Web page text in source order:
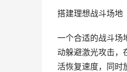
搭建理想战斗场地
一个合适的战斗场
动躲避激光攻击，
活恢复速度，同时